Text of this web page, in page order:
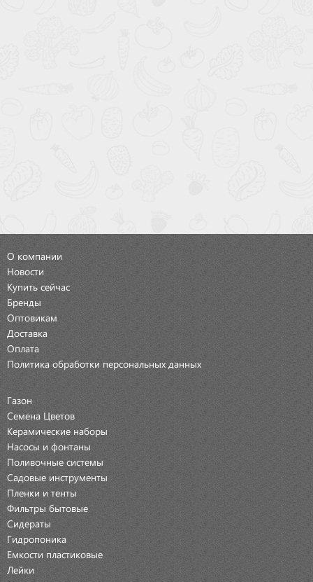
О компании
Новости
Купить сейчас
Бренды
Оптовикам
Доставка
Оплата
Политика обработки персональных данных
Газон
Семена Цветов
Керамические наборы
Насосы и фонтаны
Поливочные системы
Садовые инструменты
Пленки и тенты
Фильтры бытовые
Сидераты
Гидропоника
Емкости пластиковые
Лейки